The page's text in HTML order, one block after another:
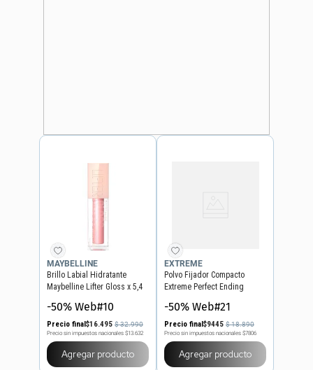
MAYBELLINE
Brillo Labial Hidratante
Maybelline Lifter Gloss x 5,4
-50% Web#10
Precio final$16.495 $32.990
Precio sin impuestos nacionales $13.632
Agregar producto
EXTREME
Polvo Fijador Compacto
Extreme Perfect Ending
-50% Web#21
Precio final$9445 $18.890
Precio sin impuestos nacionales $7806
Agregar producto